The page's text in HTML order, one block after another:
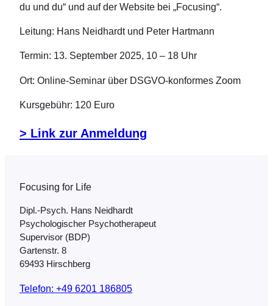
du und du“ und auf der Website bei „Focusing“.
Leitung: Hans Neidhardt und Peter Hartmann
Termin: 13. September 2025, 10 – 18 Uhr
Ort: Online-Seminar über DSGVO-konformes Zoom
Kursgebühr: 120 Euro
> Link zur Anmeldung
Focusing for Life
Dipl.-Psych. Hans Neidhardt
Psychologischer Psychotherapeut
Supervisor (BDP)
Gartenstr. 8
69493 Hirschberg
Telefon: +49 6201 186805